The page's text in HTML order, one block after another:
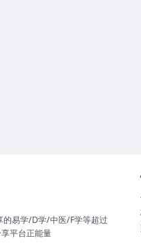
的易学/D学/中医/F学等超过
平台正能量